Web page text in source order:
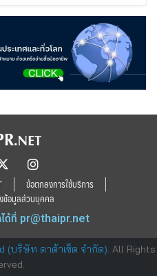
ข้อตกลงการใช้บริการ
ข้อมูลส่วนบุคคล
ด้ที่ pr@thaipr.net
(บริษัท ดาต้าเซ็ต จำกัด). All Rights